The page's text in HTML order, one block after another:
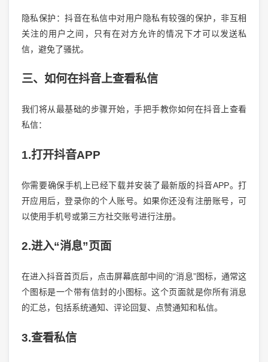
隐私保护：抖音在私信中对用户隐私有较强的保护，非互相
关注的用户之间，只有在对方允许的情况下才可以发送私
信，避免了骚扰。
三、如何在抖音上查看私信
我们将从最基础的步骤开始，手把手教你如何在抖音上查看
私信：
1.打开抖音APP
你需要确保手机上已经下载并安装了最新版的抖音APP。打
开应用后，登录你的个人账号。如果你还没有注册账号，可
以使用手机号或第三方社交账号进行注册。
2.进入“消息”页面
在进入抖音首页后，点击屏幕底部中间的“消息”图标，通常这
个图标是一个带有信封的小图标。这个页面就是你所有消息
的汇总，包括系统通知、评论回复、点赞通知和私信。
3.查看私信